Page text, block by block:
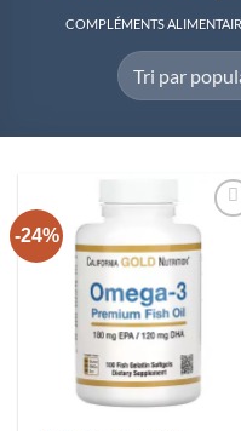
COMPLÉMENTS
-24%
Ajouter
à la liste